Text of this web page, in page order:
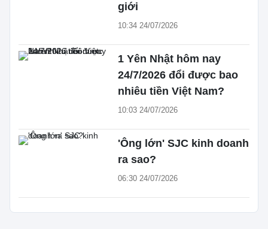
giới
10:34 24/07/2026
1 Yên Nhật hôm nay
24/7/2026 đổi được bao
nhiêu tiền Việt Nam?
10:03 24/07/2026
'Ông lớn' SJC kinh doanh
ra sao?
06:30 24/07/2026